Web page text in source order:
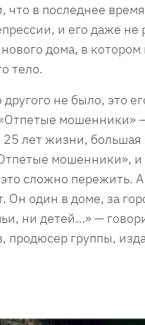
что в последнее
и его даже не
дома, в котором
тело.
не было, это
мошенники»
лет жизни, большая
мошенники», и
сложно пережить. А
Он один в доме, за
ни детей…» —
продюсер группы,